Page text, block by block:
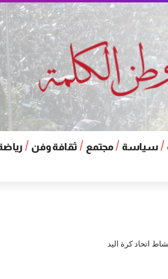
سياسة مجتمع ثقافة وفن
اتحاد كرة اليد